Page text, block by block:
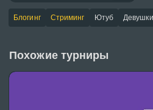
Блогинг Стриминг Ютуб Девушки
Похожие турниры